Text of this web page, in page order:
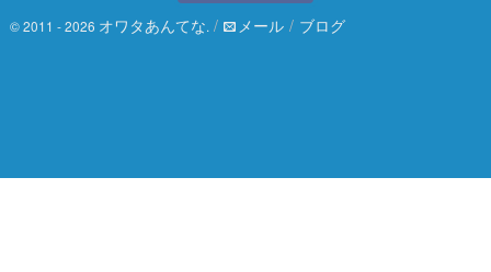
© 2011 - 2026 オワタあんてな. / メール / ブログ